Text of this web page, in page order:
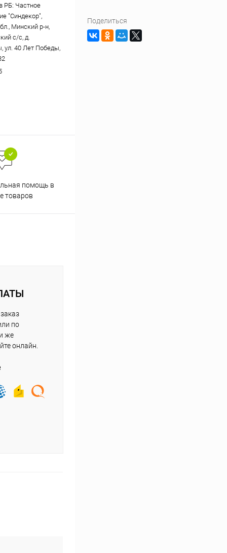
РБ: Частное
"Синдекор",
Минский р-н,
с/с, д.
ул. 40 Лет Победы,
помощь в
товаров
по
же
онлайн.
Поделиться